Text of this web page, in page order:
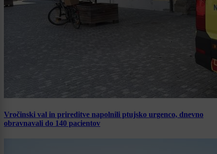
Vročinski val in prireditve napolnili ptujsko urgenco, dnevno
obravnavali do 140 pacientov